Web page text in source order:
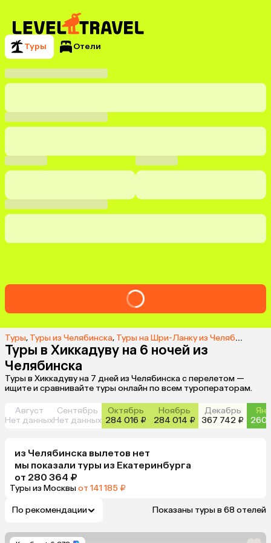
Туры Отели
Туры, Туры из Челябинска, Туры на Шри-Ланку из Челябинска
Туры в Хиккадуву на 6 ночей из
Челябинска
Туры в Хиккадуву на 7 дней из Челябинска с перелетом —
ищите и сравнивайте туры онлайн по всем туроператорам.
Август
Нет данных
Сентябрь
Нет данных
Октябрь
284 016 ₽
Ноябрь
284 014 ₽
Декабрь
367 742 ₽
260
из Челябинска вылетов нет
мы показали туры из Екатеринбурга
от 280 364 ₽
Туры из Москвыот 141 185 ₽
По рекомендации Показаны туры в 68 отелей